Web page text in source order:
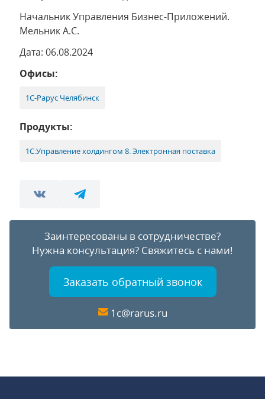
Начальник Управления Бизнес-Приложений.
Мельник А.С.
Дата: 06.08.2024
Офисы:
1С-Рарус Челябинск
Продукты:
1С:Управление холдингом 8. Электронная поставка
Заинтересованы в сотрудничестве?
Нужна консультация? Свяжитесь с нами!
Заказать обратный звонок
1c@rarus.ru